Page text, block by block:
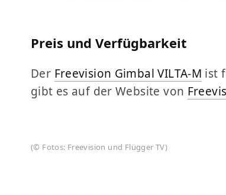
Preis und Verfügbarkeit
Der Freevision Gimbal VILTA-M ist
gibt es auf der Website von
(© Fotos: Freevision und Flügger TV)